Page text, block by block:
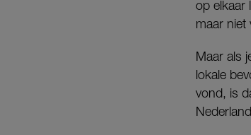
op elkaar
maar niet
Maar als
lokale
vond, is